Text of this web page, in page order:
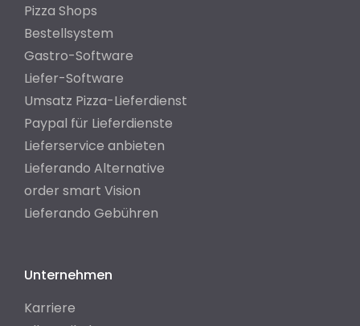
Pizza Shops
Bestellsystem
Gastro-Software
Liefer-Software
Umsatz Pizza-Lieferdienst
Paypal für Lieferdienste
Lieferservice anbieten
Lieferando Alternative
order smart Vision
Lieferando Gebühren
Unternehmen
Karriere